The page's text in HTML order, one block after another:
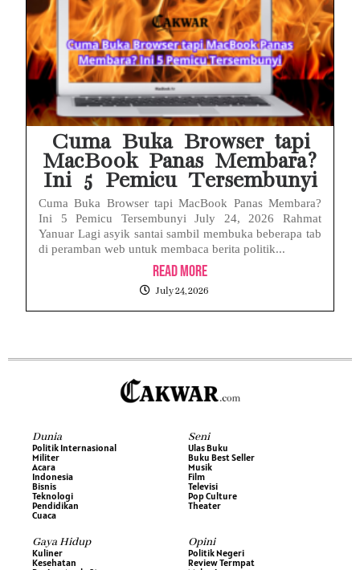
Cuma Buka Browser tapi
MacBook Panas Membara?
Ini 5 Pemicu Tersembunyi
Cuma Buka Browser tapi MacBook Panas Membara?
Ini 5 Pemicu Tersembunyi July 24, 2026 Rahmat
Yanuar Lagi asyik santai sambil membuka beberapa tab
di peramban web untuk membaca berita politik...
Read More
July 24, 2026
Dunia
Politik Internasional
Militer
Acara
Indonesia
Bisnis
Teknologi
Pendidikan
Cuaca
Seni
Ulas Buku
Buku Best Seller
Musik
Film
Televisi
Pop Culture
Theater
Gaya Hidup
Kuliner
Kesehatan
Opini
Politik Negeri
Review Termpat